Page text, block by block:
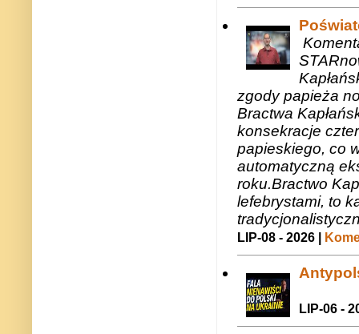
zgody papieża
Bractwa
konsekracje
papieskiego, co
automatyczną
roku.Bractwo
lefebrystami, to
LIP-08 - 2026 |
LIP-06 -